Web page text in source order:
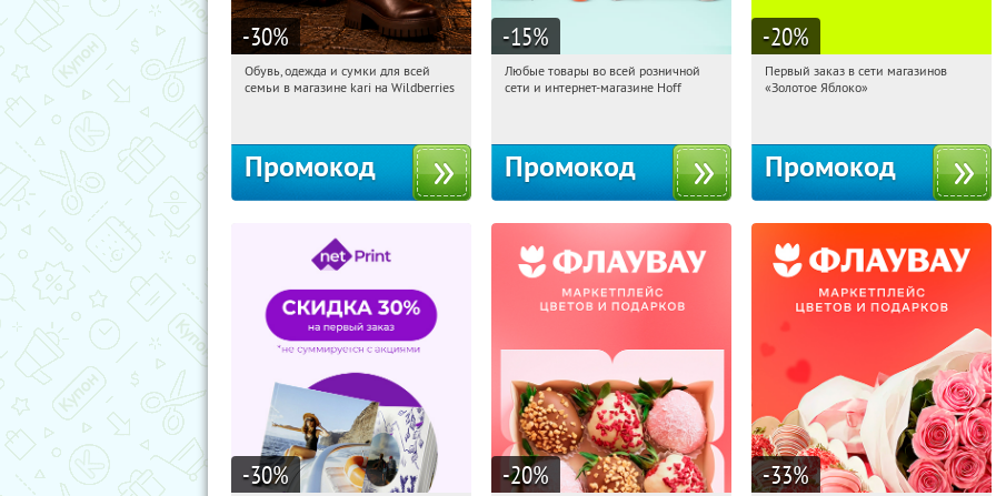
-30%
06:04:24 Получили:
Обувь, одежда и сумки для всей
семьи в магазине kari на Wildberries
Промокод
-15%
06:04:24 Получили:
Любые товары во всей розничной
сети и интернет-магазине Hoff
Промокод
-20%
06:04:24
Получи первым!
Первый заказ в сети магазинов
«Золотое Яблоко»
Промокод
-30% -20% -33%